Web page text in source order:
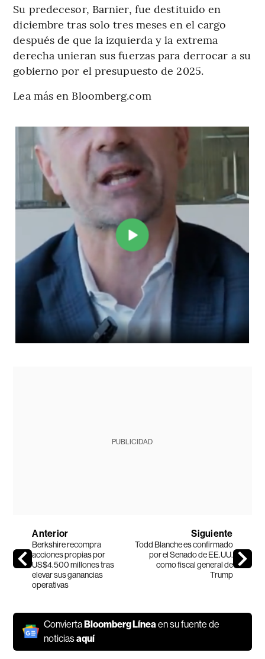
Su predecesor, Barnier, fue destituido en
diciembre tras solo tres meses en el cargo
después de que la izquierda y la extrema
derecha unieran sus fuerzas para derrocar a su
gobierno por el presupuesto de 2025.
Lea más en Bloomberg.com
PUBLICIDAD
Anterior
Berkshire recompra
acciones propias por
US$4.500 millones tras
elevar sus ganancias
operativas
Siguiente
Todd Blanche es confirmado
por el Senado de EE.UU.
como fiscal general de
Trump
ConviertaBloomberg Línea en su fuente de
noticiasaquí